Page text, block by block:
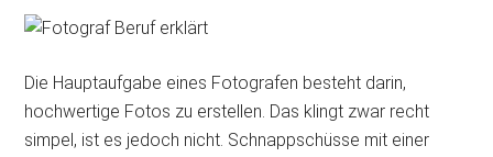
Die Hauptaufgabe eines Fotografen besteht darin,
hochwertige Fotos zu erstellen. Das klingt zwar recht
simpel, ist es jedoch nicht. Schnappschüsse mit einer